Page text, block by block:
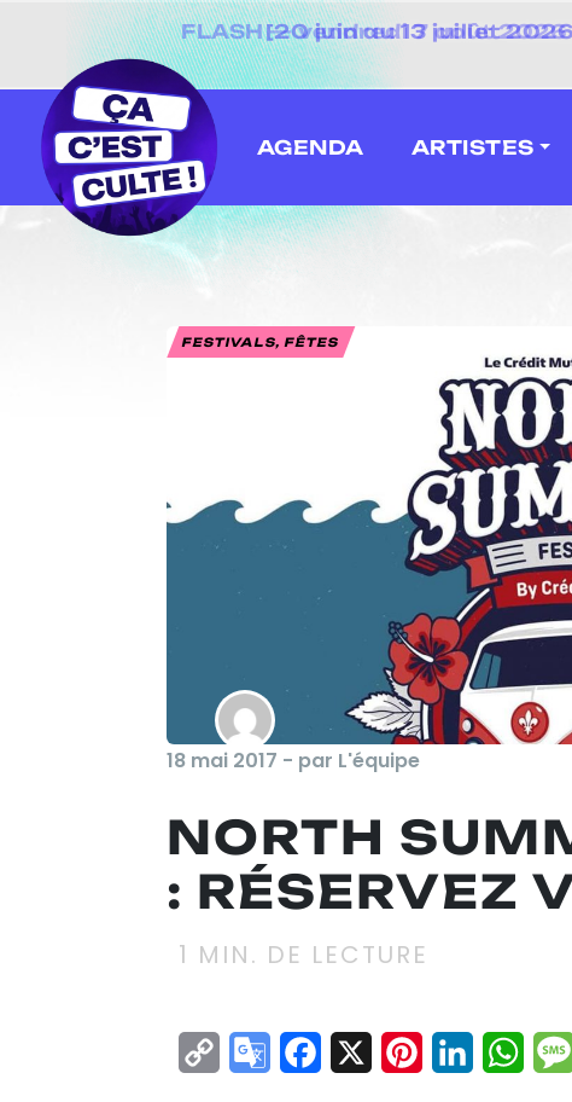
[20 juin au 13 juillet
AGENDA ARTISTES
FESTIVALS, FÊTES
18 mai 2017 - par L'équipe
NORTH
: RÉSERVEZ
1 MIN. DE LECTURE
Copy GoogleFacebook
X Pinterest
LinkedIn